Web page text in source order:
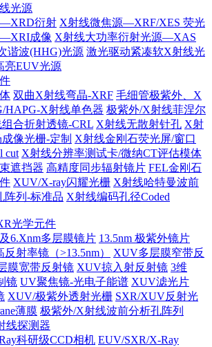
光源
衍射 X射线微焦源—XRF/XES 荧光
成像 X射线大功率衍射光源—XAS
谐波(HHG)光源 激光驱动紧凑软X射线光
亮EUV光源
双曲X射线弯晶-XRF 毛细管极紫外、X
HAPG-X射线单色器 极紫外/X射线菲涅尔
合折射透镜-CRL X射线无散射针孔 X射
像光栅-定制 X射线金刚石荧光屏/窗口
cut X射线分辨率测试卡/微纳CT评估模体
遮挡器 高精度同步辐射镜片 FEL金刚石
XUV/X-ray闪耀光栅 X射线哈特曼波前
阵列-标准品 X射线编码孔径Coded
光学元件
6.Xnm多层膜镜片 13.5nm 极紫外镜片
射率镜（>13.5nm）
XUV多层膜窄带反
膜宽带反射镜 XUV掠入射反射镜 3维
镜 UV聚焦镜-光电子能谱 XUV滤光片
XUV/极紫外透射光栅 SXR/XUV反射光
薄膜 极紫外/X射线波前分析孔阵列
线探测器
科研级CCD相机 EUV/SXR/X-Ray